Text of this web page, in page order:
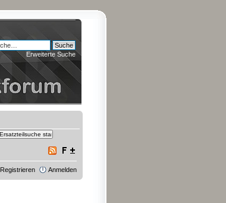
Erweiterte Suche
Registrieren Anmelden